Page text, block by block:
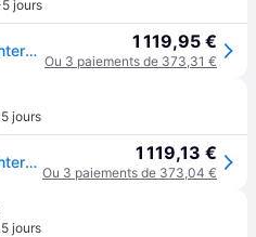
jours
Samsung Galaxy S26 Ultra Enterprise Edition Smartphone 256 Go 12 Go RAM 6,9" QHD+ 120 Hz Noir 1 119,95 €
Ou 3 paiements de 373,31 €
jours
Samsung Galaxy S26 Ultra Enterprise Edition 256 Go Noir 1 119,13 €
Ou 3 paiements de 373,04 €
jours